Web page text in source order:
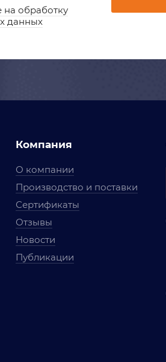
на обработку
данных
Компания
О компании
Производство и поставки
Сертификаты
Отзывы
Новости
Публикации